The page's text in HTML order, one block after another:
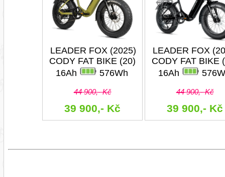
LEADER FOX (2025)
CODY FAT BIKE (20)
16Ah
576Wh
44 900,- Kč
39 900,- Kč
LEADER FOX
CODY FAT BIKE
16Ah
44 900,- Kč
39 900,- Kč